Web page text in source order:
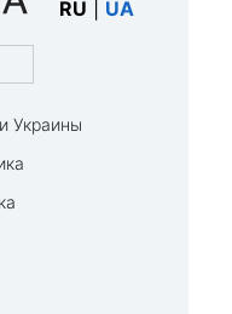
RU UA
Украины